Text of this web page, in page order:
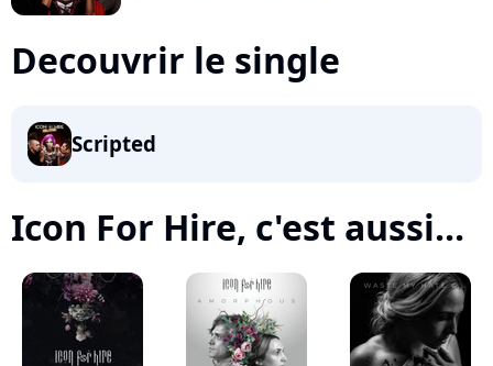
Decouvrir le single
Scripted
Icon For Hire, c'est aussi...